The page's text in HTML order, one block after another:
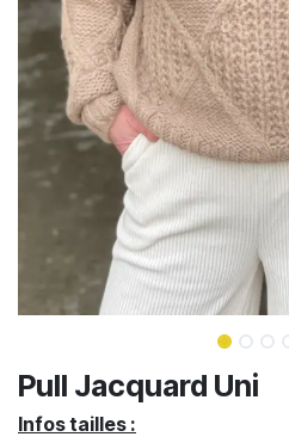
Pull Jacquard Uni
Infos tailles :